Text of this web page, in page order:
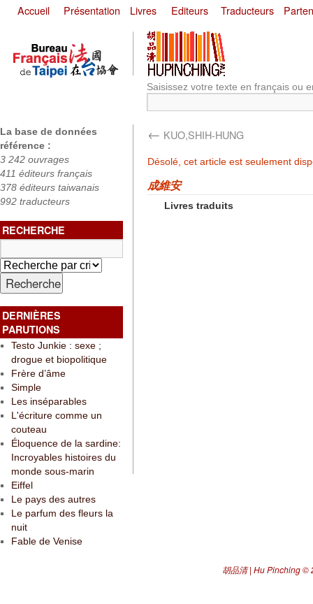
Accueil Présentation Livres Editeurs Traducteurs
Saisissez votre texte en français ou
La base de données
référence :
3 242 ouvrages
411 éditeurs français
378 éditeurs taiwanais
992 traducteurs
RECHERCHE
DERNIÈRES
PARUTIONS
Testo Junkie : sexe ;
drogue et biopolitique
Frère d’âme
Simple
Les inséparables
L'écriture comme un
couteau
Éloquence de la sardine:
Incroyables histoires du
monde sous-marin
Eiffel
Le pays des autres
Le parfum des fleurs la
nuit
Fable de Venise
← KUO,SHIH-HUNG
Désolé, cet article est seulement
成維安
Livres traduits
胡品清 | Hu Pinching©